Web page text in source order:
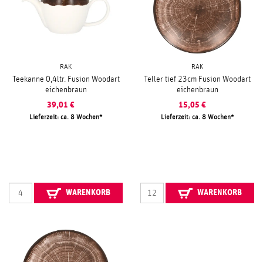
RAK
Teekanne 0,4ltr. Fusion Woodart
eichenbraun
39,01 €
Lieferzeit: ca. 8 Wochen
WARENKORB
RAK
Teller tief 23cm Fusion Woodart
eichenbraun
15,05 €
Lieferzeit: ca. 8 Wochen
WARENKORB